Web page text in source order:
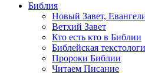
Библия
Новый Завет,
Ветхий Завет
Кто есть кто в Библии
Библейская
Пророки Библии
Читаем Писание